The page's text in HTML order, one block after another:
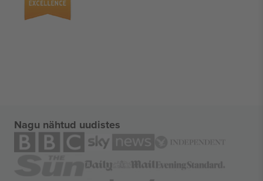
Nagu nähtud uudistes